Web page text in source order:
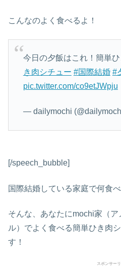
こんなのよく食べるよ！
今日の夕飯はこれ！簡単
き肉シチュー #国際結婚 #
pic.twitter.com/co9etJWpju
— dailymochi
[/speech_bubble]
国際結婚している家庭で何食
そんな、あなたにmochi家（
ル）でよく食べる簡単ひき肉
す！
スポンサー